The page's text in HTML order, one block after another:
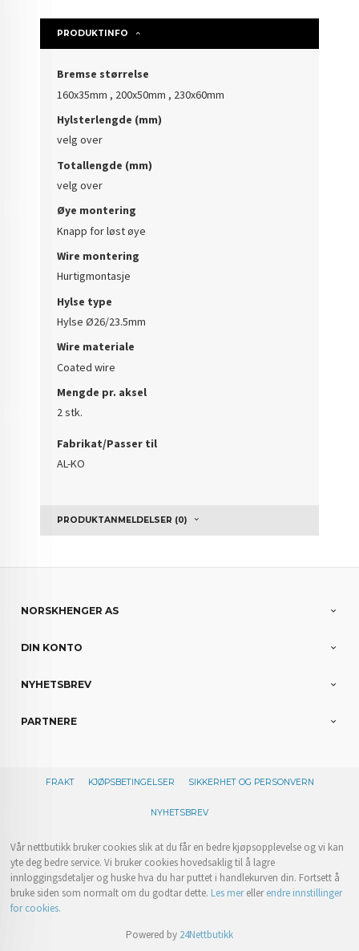
PRODUKTINFO
Bremse størrelse
160x35mm , 200x50mm , 230x60mm
Hylsterlengde (mm)
velg over
Totallengde (mm)
velg over
Øye montering
Knapp for løst øye
Wire montering
Hurtigmontasje
Hylse type
Hylse Ø26/23.5mm
Wire materiale
Coated wire
Mengde pr. aksel
2 stk.
Fabrikat/Passer til
AL-KO
PRODUKTANMELDELSER (0)
NORSKHENGER AS
DIN KONTO
NYHETSBREV
PARTNERE
FRAKT KJØPSBETINGELSER SIKKERHET OG PERSONVERN
NYHETSBREV
Vår nettbutikk bruker cookies slik at du får en bedre kjøpsopplevelse og vi kan
yte deg bedre service. Vi bruker cookies hovedsaklig til å lagre
innloggingsdetaljer og huske hva du har puttet i handlekurven din. Fortsett å
bruke siden som normalt om du godtar dette. Les merellerendre innstillinger
for cookies.
Powered by 24Nettbutikk